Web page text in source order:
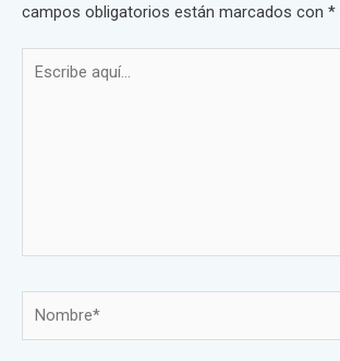
campos obligatorios están marcados con *